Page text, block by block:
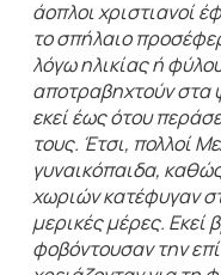
άοπλοι χριστιανοί
το σπήλαιο
λόγω ηλικίας ή
αποτραβηχτούν στα
εκεί έως ότου
τους. Έτσι, πολλοί
γυναικόπαιδα, καθώς
χωριών κατέφυγαν
μερικές μέρες.
φοβόντουσαν την